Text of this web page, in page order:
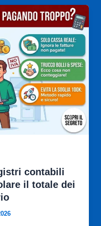
contabili
il totale dei